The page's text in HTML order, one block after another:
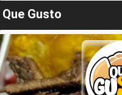
Que Gusto